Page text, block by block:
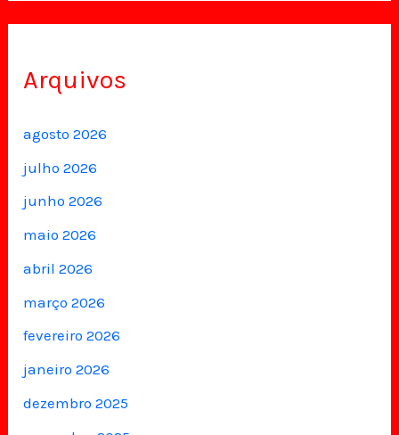
Arquivos
agosto 2026
julho 2026
junho 2026
maio 2026
abril 2026
março 2026
fevereiro 2026
janeiro 2026
dezembro 2025